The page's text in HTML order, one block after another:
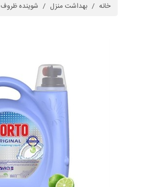
خانه / بهداشت منزل / شوینده ظروف